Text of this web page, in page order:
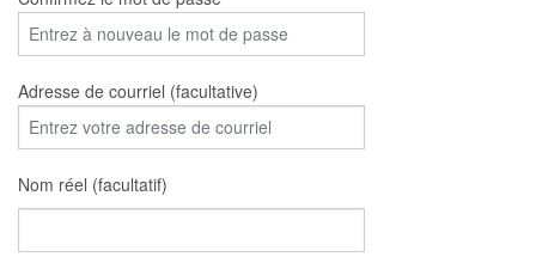
Adresse de courriel (facultative)
Nom réel (facultatif)